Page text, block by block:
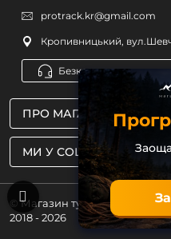
МИ У СОЦМЕРЕЖАХ
ПРО МАГАЗИН
protrack.kr@gmail.com
Кропивницький,
Безкоштовна
© Магазин туристичного
2018 - 2026